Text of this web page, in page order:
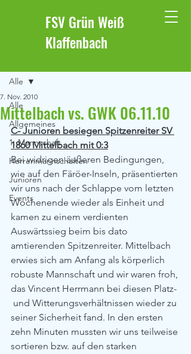
FSV Grün Weiß
Klaffenbach
Alle
Allgemeines
1. Mannschaft
Herrenmannschaften
Junioren
Events
Alle
Mittelbach vs. GWK 06.11.10
7. Nov. 2010
C- Junioren besiegen Spitzenreiter SV
1860 Mittelbach mit 0:3
Bei widrigen äußeren Bedingungen,
wie auf den Färöer-Inseln, präsentierten
wir uns nach der Schlappe vom letzten
Wochenende wieder als Einheit und
kamen zu einem verdienten
Auswärtssieg beim bis dato
amtierenden Spitzenreiter. Mittelbach
erwies sich am Anfang als körperlich
robuste Mannschaft und wir waren froh,
das Vincent Herrmann bei diesen Platz-
und Witterungsverhältnissen wieder zu
seiner Sicherheit fand. In den ersten
zehn Minuten mussten wir uns teilweise
sortieren bzw. auf den starken